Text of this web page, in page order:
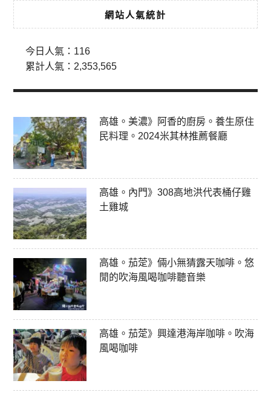
網站人氣統計
今日人氣： 116
累計人氣： 2,353,565
高雄。美濃》阿香的廚房。養生原住
民料理。2024米其林推薦餐廳
高雄。內門》308高地洪代表桶仔雞
土雞城
高雄。茄萣》倆小無猜露天咖啡。悠
閒的吹海風喝咖啡聽音樂
高雄。茄萣》興達港海岸咖啡。吹海
風喝咖啡